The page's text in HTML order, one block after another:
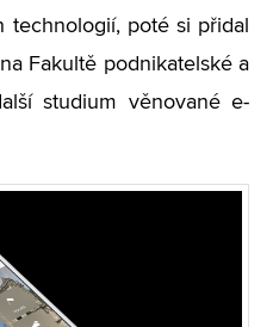
technologií, poté si přidal
Fakultě podnikatelské a
studium věnované e-